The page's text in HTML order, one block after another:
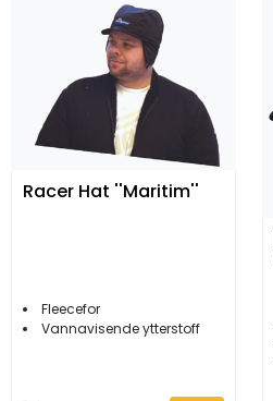
Racer Hat ''Maritim''
Fleecefor
Vannavisende ytterstoff